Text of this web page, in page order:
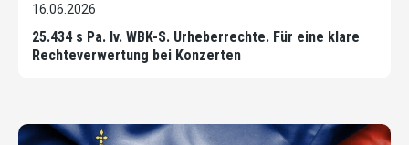
16.06.2026
25.434 s Pa. Iv. WBK-S. Urheberrechte. Für eine klare
Rechteverwertung bei Konzerten